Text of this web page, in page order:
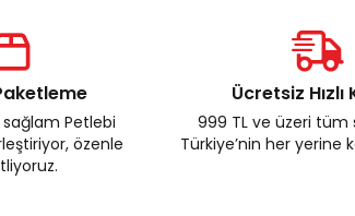
sağlam Petlebi
özenle
Ücretsiz Hızlı
999 TL ve üzeri tüm
Türkiye’nin her yerine